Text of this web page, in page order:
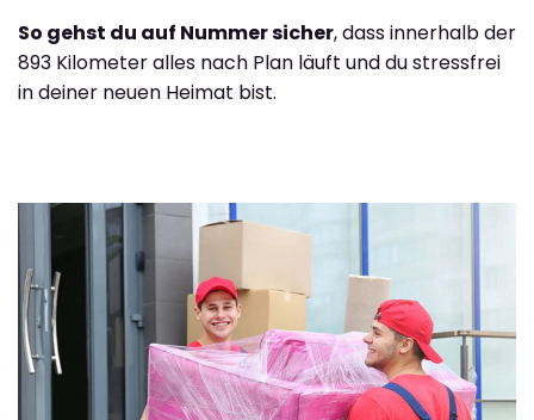
So gehst du auf Nummer sicher, dass innerhalb der
893 Kilometer alles nach Plan läuft und du stressfrei
in deiner neuen Heimat bist.